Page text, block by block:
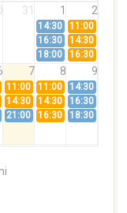
31 1 2
14:30
11:00
16:30
14:30
18:00
16:30
7 8 9
11:00 11:00
14:30
14:30 14:30
16:30
21:00 16:30 18:30